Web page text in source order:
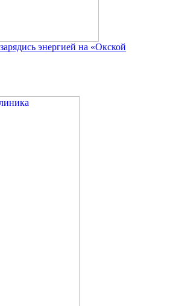
энергией на «Окской